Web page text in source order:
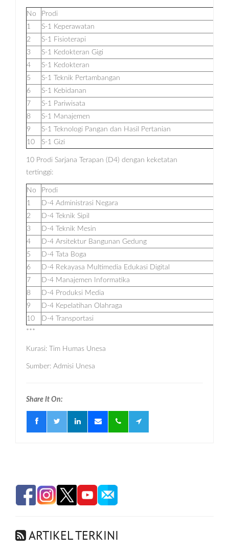
No
Prodi
1
S-1 Keperawatan
2
S-1 Fisioterapi
3
S-1 Kedokteran Gigi
4
S-1 Kedokteran
5
S-1 Teknik Pertambangan
6
S-1 Kebidanan
7
S-1 Pariwisata
8
S-1 Manajemen
9
S-1 Teknologi Pangan dan Hasil Pertanian
10
S-1 Gizi
10 Prodi Sarjana Terapan (D4) dengan keketatan
tertinggi:
No
Prodi
1
D-4 Administrasi Negara
2
D-4 Teknik Sipil
3
D-4 Teknik Mesin
4
D-4 Arsitektur Bangunan Gedung
5
D-4 Tata Boga
6
D-4 Rekayasa Multimedia Edukasi Digital
7
D-4 Manajemen Informatika
8
D-4 Produksi Media
9
D-4 Kepelatihan Olahraga
10
D-4 Transportasi
***
Kurasi: Tim Humas Unesa
Sumber: Admisi Unesa
Share It On:
ARTIKEL TERKINI